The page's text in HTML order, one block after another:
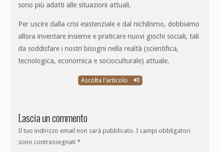
sono più adatti alle situazioni attuali.
Per uscire dalla crisi esistenziale e dal nichilismo, dobbiamo
allora inventare insieme e praticare nuovi giochi sociali, tali
da soddisfare i nostri bisogni nella realtà (scientifica,
tecnologica, economica e socioculturale) attuale.
Ascolta l'articolo
Lascia un commento
Il tuo indirizzo email non sarà pubblicato. I campi obbligatori
sono contrassegnati*